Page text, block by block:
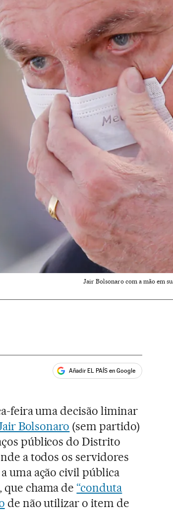
Jair Bolsonaro com a mão em
Añadir EL PAÍS en Google
feira uma decisão liminar
Bolsonaro (sem partido)
públicos do Distrito
a todos os servidores
uma ação civil pública
chama de “conduta
de não utilizar o item de